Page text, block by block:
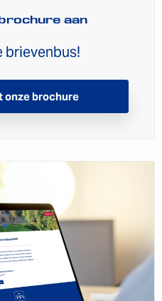
aan
brievenbus!
onze brochure